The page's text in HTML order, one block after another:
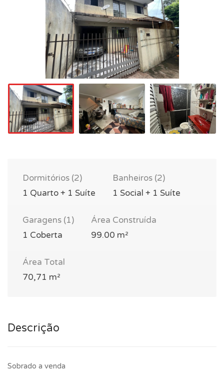
Dormitórios (2)
1 Quarto + 1 Suíte
Banheiros (2)
1 Social + 1 Suíte
Garagens (1)
1 Coberta
Área Construída
99.00 m²
Área Total
70,71 m²
Descrição
Sobrado a venda